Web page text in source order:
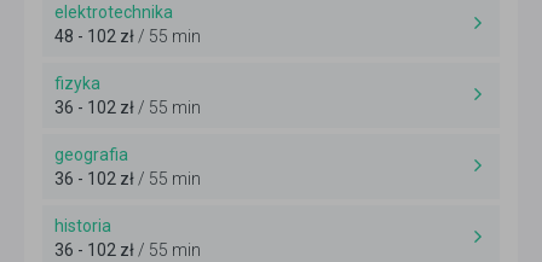
elektrotechnika
48 - 102 zł / 55 min
fizyka
36 - 102 zł / 55 min
geografia
36 - 102 zł / 55 min
historia
36 - 102 zł / 55 min